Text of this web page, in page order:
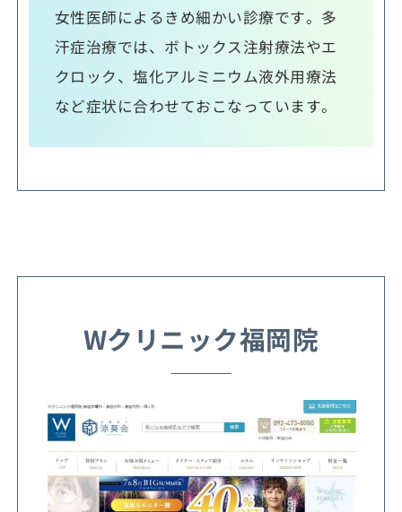
女性医師によるきめ細かい診療です。多
汗症治療では、ボトックス注射療法やエ
クロック、塩化アルミニウム液外用療法
など症状に合わせておこなっています。
Wクリニック福岡院